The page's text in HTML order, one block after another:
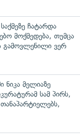
ჩატარდა
მოქმედება, თუმცა
გამოვლენილი ვერ
ნიკა მელიაზე
სამ პირს,